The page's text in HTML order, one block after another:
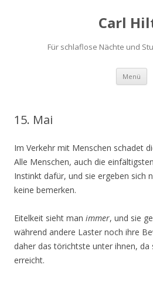
Carl
Für schlaflose Nächte und
Menü
15. Mai
Im Verkehr mit Menschen schadet
Alle Menschen, auch die
Instinkt dafür, und sie ergeben sich
keine bemerken.
Eitelkeit sieht man immer, und sie
während andere Laster noch ihre
daher das törichtste unter ihnen, da
erreicht.